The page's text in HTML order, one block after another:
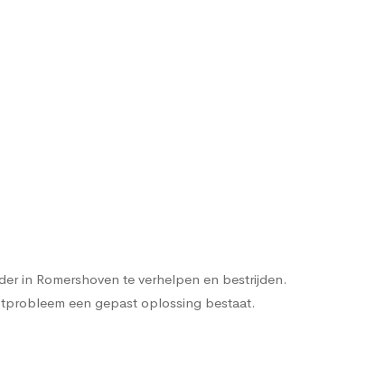
in Romershoven te verhelpen en bestrijden.
een gepast oplossing bestaat.